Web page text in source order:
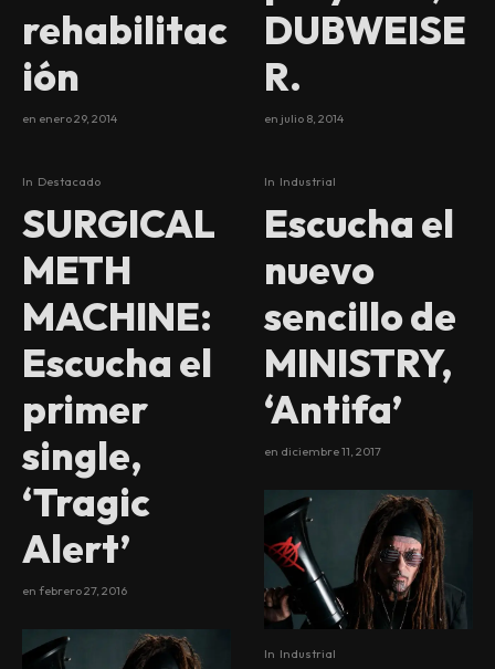
rehabilitac
ión
en enero 29, 2014
In Destacado
SURGICAL
METH
MACHINE:
Escucha el
primer
single,
‘Tragic
Alert’
en febrero 27, 2016
DUBWEISE
R.
en julio 8, 2014
In Industrial
Escucha el
nuevo
sencillo de
MINISTRY,
‘Antifa’
en diciembre 11, 2017
In Industrial